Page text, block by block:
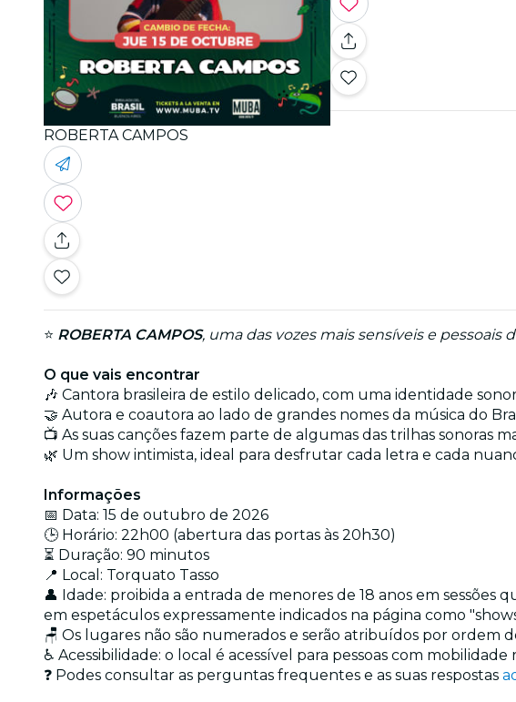
ROBERTA CAMPOS
⭐ ROBERTA CAMPOS, uma das vozes mais sensíveis e
O que vais encontrar
🎶 Cantora brasileira de estilo delicado, com uma identidade
🤝 Autora e coautora ao lado de grandes nomes da música do
📺 As suas canções fazem parte de algumas das trilhas sonoras
🌿 Um show intimista, ideal para desfrutar cada letra e cada
Informações
📅 Data: 15 de outubro de 2026
🕒 Horário: 22h00 (abertura das portas às 20h30)
⏳ Duração: 90 minutos
📍 Local: Torquato Tasso
👤 Idade: proibida a entrada de menores de 18 anos em
em espetáculos expressamente indicados na página como
🪑 Os lugares não são numerados e serão atribuídos por ordem
♿ Acessibilidade: o local é acessível para pessoas com mobilidade
❓ Podes consultar as perguntas frequentes e as suas respostas